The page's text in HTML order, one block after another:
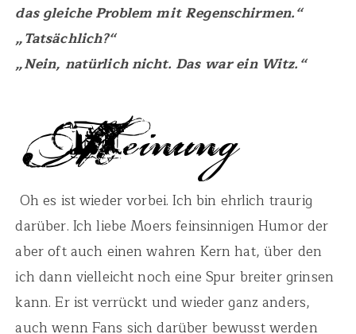
das gleiche Problem mit Regenschirmen.“
„Tatsächlich?“
„Nein, natürlich nicht. Das war ein Witz.“
Oh es ist wieder vorbei. Ich bin ehrlich traurig
darüber. Ich liebe Moers feinsinnigen Humor der
aber oft auch einen wahren Kern hat, über den
ich dann vielleicht noch eine Spur breiter grinsen
kann. Er ist verrückt und wieder ganz anders,
auch wenn Fans sich darüber bewusst werden